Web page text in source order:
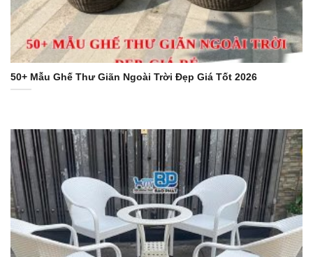
50+ Mẫu Ghế Thư Giãn Ngoài Trời Đẹp Giá Tốt 2026